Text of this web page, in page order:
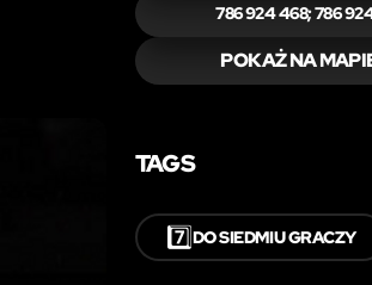
786 924 468; 786
POKAŻ NA
TAGS
7️⃣DO SIEDMIU GRACZY